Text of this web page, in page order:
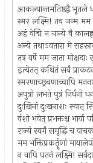
आकल्पान्तमतिष्ठद्वै भूतले
स्मर लक्ष्मि! तव जन्म मम
अहं वेद्मि न चान्ये वै
अन्ये तथाऽवतारा मे
तत्र वर्षे मम जाता
इत्येतत् कथितं सर्वं
स्मरणाच्छ्रवणाच्चापि
अपुत्रो लभते पुत्रं निर्धनो
दुःखिनां दुःखनाशः स्यात्
वंशो भवेत् प्रभक्तश्च
राज्यं स्वर्गं समृद्धिं च
मम भक्तिप्रकर्तॄणां
न वापि पतनं लक्ष्मि!